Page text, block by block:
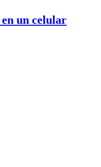
un celular